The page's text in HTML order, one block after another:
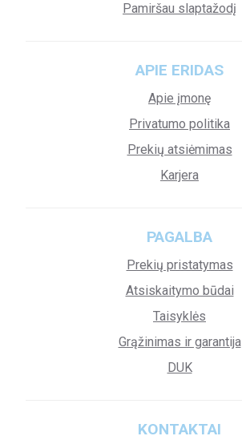
Pamiršau slaptažodį
APIE ERIDAS
Apie įmonę
Privatumo politika
Prekių atsiėmimas
Karjera
PAGALBA
Prekių pristatymas
Atsiskaitymo būdai
Taisyklės
Grąžinimas ir garantija
DUK
KONTAKTAI